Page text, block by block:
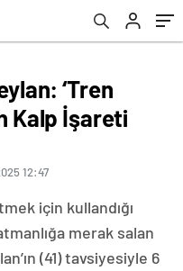
‘Tren
Kalp İşareti
12:47
için kullandığı
merak salan
(41) tavsiyesiyle 6